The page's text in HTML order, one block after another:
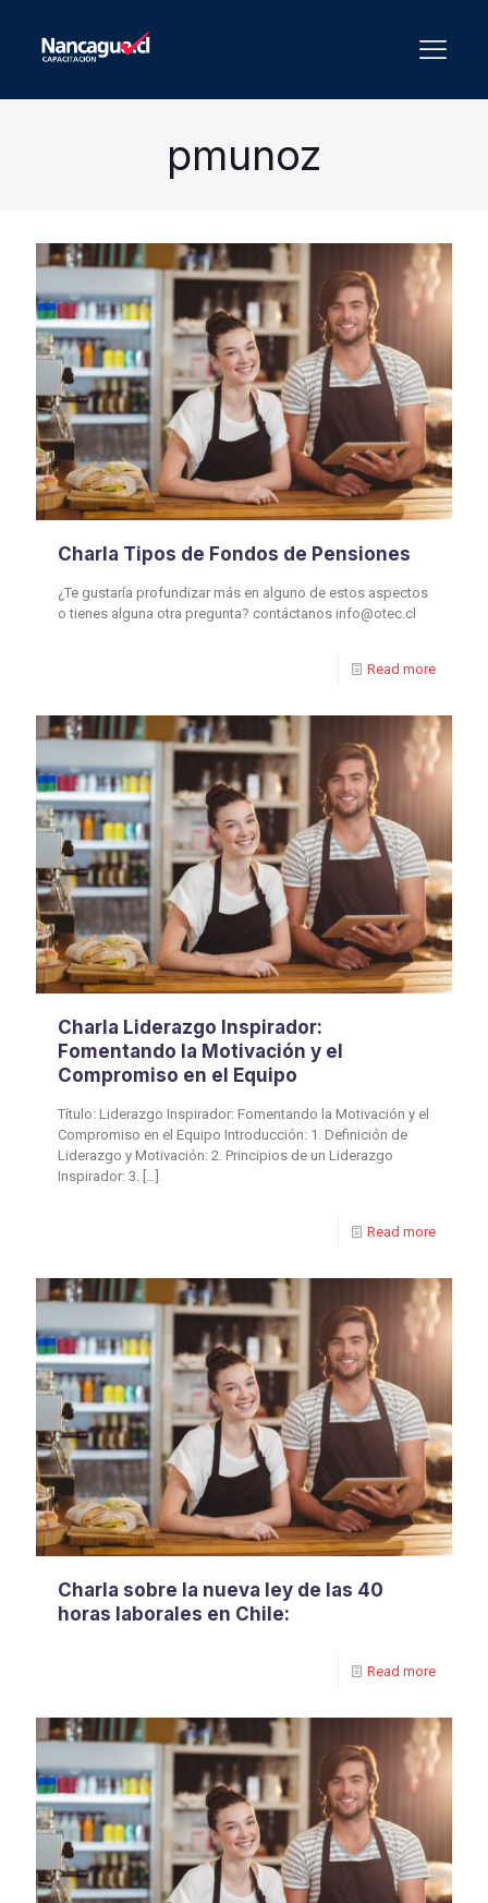
pmunoz
Charla Tipos de Fondos de Pensiones
¿Te gustaría profundizar más en alguno de estos aspectos
o tienes alguna otra pregunta? contáctanos info@otec.cl
Read more
Charla Liderazgo Inspirador:
Fomentando la Motivación y el
Compromiso en el Equipo
Título: Liderazgo Inspirador: Fomentando la Motivación y el
Compromiso en el Equipo Introducción: 1. Definición de
Liderazgo y Motivación: 2. Principios de un Liderazgo
Inspirador: 3. […]
Read more
Charla sobre la nueva ley de las 40
horas laborales en Chile:
Read more